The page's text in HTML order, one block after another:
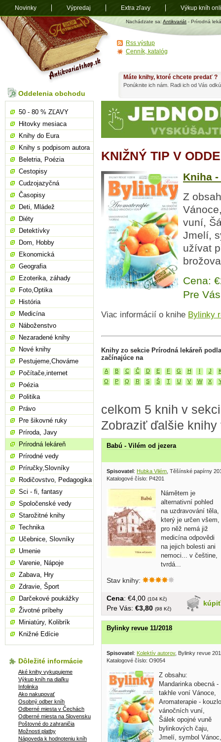
Antikvariát
shop.sk
Nachádzate sa: Antikvariát - Prírodná
KNIŽNÝ TIP V
Kniha
Z
vuní,
Jmelí,
užívat
Cena:
Pre
Viac informácií o knihe Bylinky
Knihy zo sekcie Prírodná lekáreň
začínajúce na
A B C Č D E F G H I J
O
P Q R S Š T U V W X
celkom 5 knih v
Zobraziť ďalšie
Babú - Vilém od jezera
Spisovatel: Hubka Vilém , Těšínské papírny
Katalogové číslo: P4201
Námětem je
alternativní pohled
na uzdravování těla,
který je určen všem,
pro něž nemá již
medicína odpovědi
na jejich bolesti ani
nemoci... v češtine,
tvrdá...
Stav knihy:
kúpiť
Cena: €4,00 (104 Kč)
Pre Vás: €3,80 (98 Kč)
Bylinky revue 11/2018
Spisovatel : Kolektív autorov, Bylinky revue
Katalogové číslo: O9054
Z obsahu:
Mandarinka obecná -
takhle voní Vánoce,
Aromaterapie - kouzlo
vánočních vuní,
Šálek opojné vuně
bylinkových čaju,
Jmelí, symbol Vánoc,
Máte knihy, ktoré chcete predať ?
Ponúknite ich nám. Radi ich od Vás
Oddelenia obchodu
50 - 80 % ZĽAVY
Hitovky mesiaca
Knihy do Eura
Knihy s podpisom autora
Beletria, Poézia
Cestopisy
Cudzojazyčná
Časopisy
Deti, Mládež
Diéty
Detektívky
Dom, Hobby
Ekonomická
Geografia
Ezoterika, záhady
Foto,Optika
História
Medicína
Náboženstvo
Nezaradené knihy
Nové knihy
Pestujeme,Chováme
Počítače,internet
Poézia
Politika
Právo
Pre šikovné ruky
Príroda, Javy
Prírodná lekáreň
Prírodné vedy
Príručky,Slovníky
Rodičovstvo, Pedagogika
Sci - fi, fantasy
Spoločenské vedy
Starožitné knihy
Technika
Učebnice, Slovníky
Umenie
Varenie, Nápoje
Zabava, Hry
Zdravie, Šport
Darčekové poukážky
Životné príbehy
Miniatúry, Kolibrík
Knižné Edície
Dôležité informácie
Aké knihy vykupujeme
Výkup kníh na diaľku
Infolinka
Ako nakupovať
Osobný odber kníh
Odberné miesta v Čechách
Odberné miesta na Slovensku
Poštovné do zahraničia
Možnosti platby
Nápoveda k hodnoteniu kníh
Rss výstup
Cenník, katalóg
Novinky Výpredaj Extra zľavy Výkup kníh